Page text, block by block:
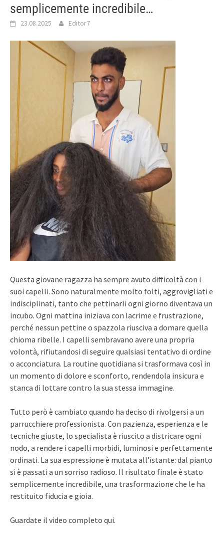
semplicemente incredibile…
23.08.2025 Editor7
Questa giovane ragazza ha sempre avuto difficoltà con i
suoi capelli. Sono naturalmente molto folti, aggrovigliati e
indisciplinati, tanto che pettinarli ogni giorno diventava un
incubo. Ogni mattina iniziava con lacrime e frustrazione,
perché nessun pettine o spazzola riusciva a domare quella
chioma ribelle. I capelli sembravano avere una propria
volontà, rifiutandosi di seguire qualsiasi tentativo di ordine
o acconciatura. La routine quotidiana si trasformava così in
un momento di dolore e sconforto, rendendola insicura e
stanca di lottare contro la sua stessa immagine.
Tutto però è cambiato quando ha deciso di rivolgersi a un
parrucchiere professionista. Con pazienza, esperienza e le
tecniche giuste, lo specialista è riuscito a districare ogni
nodo, a rendere i capelli morbidi, luminosi e perfettamente
ordinati. La sua espressione è mutata all’istante: dal pianto
si è passati a un sorriso radioso. Il risultato finale è stato
semplicemente incredibile, una trasformazione che le ha
restituito fiducia e gioia.
Guardate il video completo qui.